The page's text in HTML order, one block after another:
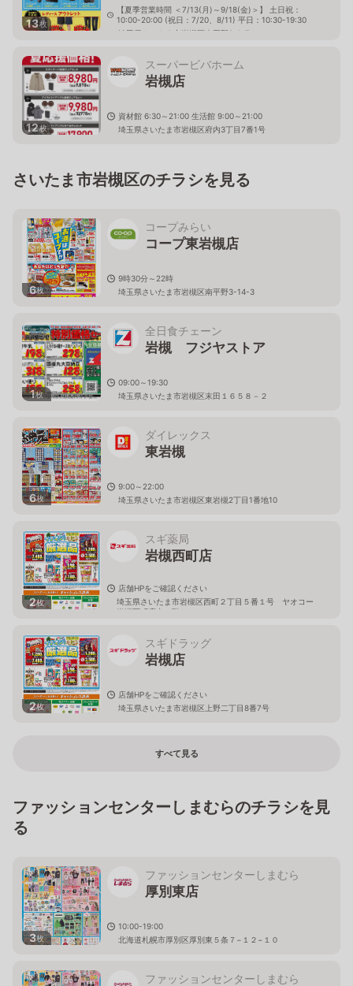
13枚
【夏季営業時間 ＜7/13(月)～9/18(金)＞】 土日祝：
10:00-20:00 (祝日：7/20、8/11) 平日：10:30-19:30
埼玉県さいたま市岩槻区南平野2-1-7
12枚
スーパービバホーム
岩槻店
資材館 6:30～21:00 生活館 9:00～21:00
埼玉県さいたま市岩槻区府内3丁目7番1号
さいたま市岩槻区のチラシを見る
6枚
コープみらい
コープ東岩槻店
9時30分～22時
埼玉県さいたま市岩槻区南平野3-14-3
1枚
全日食チェーン
岩槻 フジヤストア
09:00～19:30
埼玉県さいたま市岩槻区末田１６５８－２
6枚
ダイレックス
東岩槻
9:00～22:00
埼玉県さいたま市岩槻区東岩槻2丁目1番地10
2枚
スギ薬局
岩槻西町店
店舗HPをご確認ください
埼玉県さいたま市岩槻区西町２丁目５番１号 ヤオコー
岩槻西町店内１階
2枚
スギドラッグ
岩槻店
店舗HPをご確認ください
埼玉県さいたま市岩槻区上野二丁目8番7号
すべて見る
ファッションセンターしまむらのチラシを見
る
3枚
ファッションセンターしまむら
厚別東店
10:00-19:00
北海道札幌市厚別区厚別東５条７−１２−１０
ファッションセンターしまむら